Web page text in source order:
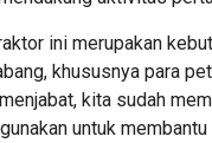
ini merupakan
khususnya para
kita sudah
untuk